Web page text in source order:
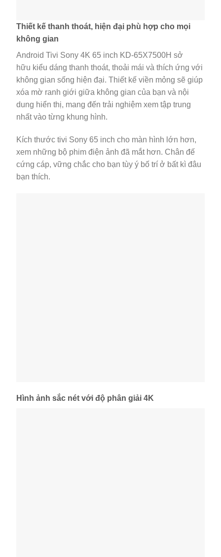
Thiết kế thanh thoát, hiện đại phù hợp cho mọi
không gian
Android Tivi Sony 4K 65 inch KD-65X7500H sở
hữu kiểu dáng thanh thoát, thoải mái và thích ứng với
không gian sống hiện đại. Thiết kế viền mỏng sẽ giúp
xóa mờ ranh giới giữa không gian của bạn và nội
dung hiển thị, mang đến trải nghiệm xem tập trung
nhất vào từng khung hình.
Kích thước tivi Sony 65 inch cho màn hình lớn hơn,
xem những bộ phim điện ảnh đã mắt hơn. Chân đế
cứng cáp, vững chắc cho bạn tùy ý bố trí ở bất kì đâu
bạn thích.
Hình ảnh sắc nét với độ phân giải 4K